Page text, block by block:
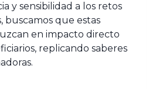
y sensibilidad a los retos
buscamos que estas
en impacto directo
replicando saberes